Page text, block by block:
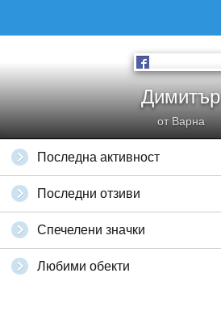
Димитър
от Варна
Последна активност
Последни отзиви
Спечелени значки
Любими обекти